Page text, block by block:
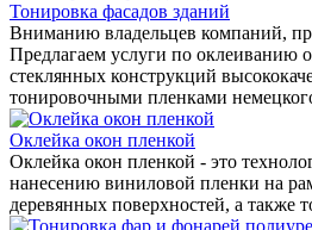
Тонировка фасадов зданий
Вниманию владельцев компаний,
Предлагаем услуги по оклеиванию
стеклянных конструкций
тонировочными пленками
Оклейка окон пленкой
Оклейка окон пленкой - это
нанесению виниловой пленки на
деревянных поверхностей, а также